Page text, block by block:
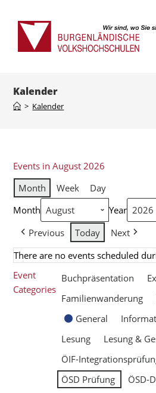
Kalender
> Kalender
Events in August 2026
Month
Week
Day
Month
Year
Previous
Today
Next
There are no events scheduled
Event
Categories
Buchpräsentation
Familienwanderung
General
Lesung
Lesung &
ÖIF-
ÖSD Prüfung
ÖSD-